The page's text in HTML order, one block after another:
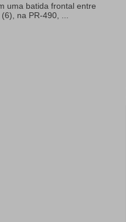
uma batida frontal entre
na PR-490, ...